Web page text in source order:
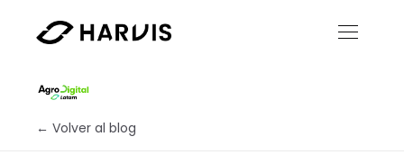
← Volver al blog